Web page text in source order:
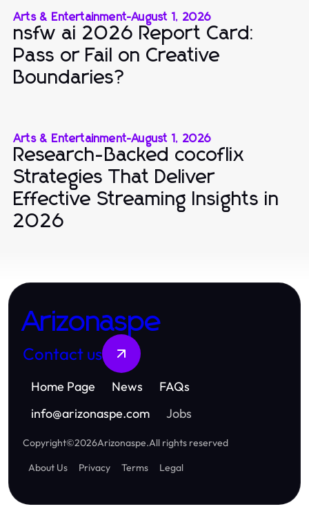
Arts & Entertainment-August 1, 2026
nsfw ai 2026 Report Card:
Pass or Fail on Creative
Boundaries?
Arts & Entertainment-August 1, 2026
Research-Backed cocoflix
Strategies That Deliver
Effective Streaming Insights in
2026
Arizonaspe
Contact us
Home Page News
FAQs
info@arizonaspe.com Jobs
Copyright©2026Arizonaspe.All rights reserved
About Us
Privacy Terms Legal